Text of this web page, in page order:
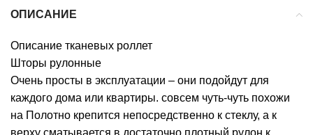
ОПИСАНИЕ
Описание тканевых роллет
Шторы рулонные
Очень просты в эксплуатации – они подойдут для
каждого дома или квартиры. совсем чуть-чуть похожи
на Полотно крепится непосредственно к стеклу, а к
верху сматывается в достаточно плотный рулон к